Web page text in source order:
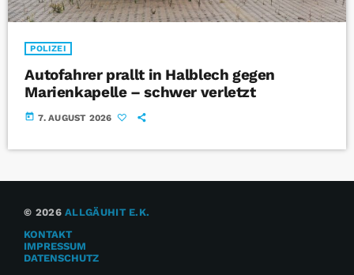
POLIZEI
Autofahrer prallt in Halblech gegen
Marienkapelle – schwer verletzt
today 7. AUGUST 2026
© 2026ALLGÄUHIT E.K.
KONTAKT
IMPRESSUM
DATENSCHUTZ